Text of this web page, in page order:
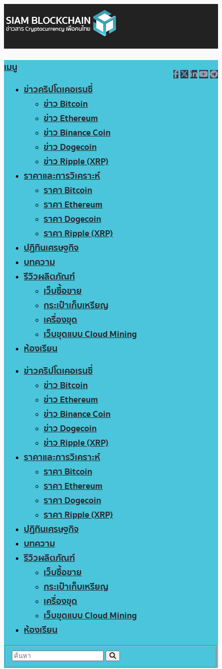
เมนู
ข่าวคริปโตเคอเรนซี่
ข่าว Bitcoin
ข่าว Ethereum
ข่าว Binance Coin
ข่าว Dogecoin
ข่าว Ripple (XRP)
ราคาและการวิเคราะห์
ราคา Bitcoin
ราคา Ethereum
ราคา Dogecoin
ราคา Ripple (XRP)
ปฏิทินเศรษฐกิจ
บทความ
รีวิวผลิตภัณฑ์
เว็บซื้อขาย
กระเป๋าเก็บเหรียญ
เครื่องขุด
เว็บขุดแบบ Cloud Mining
ห้องเรียน
ข่าวคริปโตเคอเรนซี่
ข่าว Bitcoin
ข่าว Ethereum
ข่าว Binance Coin
ข่าว Dogecoin
ข่าว Ripple (XRP)
ราคาและการวิเคราะห์
ราคา Bitcoin
ราคา Ethereum
ราคา Dogecoin
ราคา Ripple (XRP)
ปฏิทินเศรษฐกิจ
บทความ
รีวิวผลิตภัณฑ์
เว็บซื้อขาย
กระเป๋าเก็บเหรียญ
เครื่องขุด
เว็บขุดแบบ Cloud Mining
ห้องเรียน